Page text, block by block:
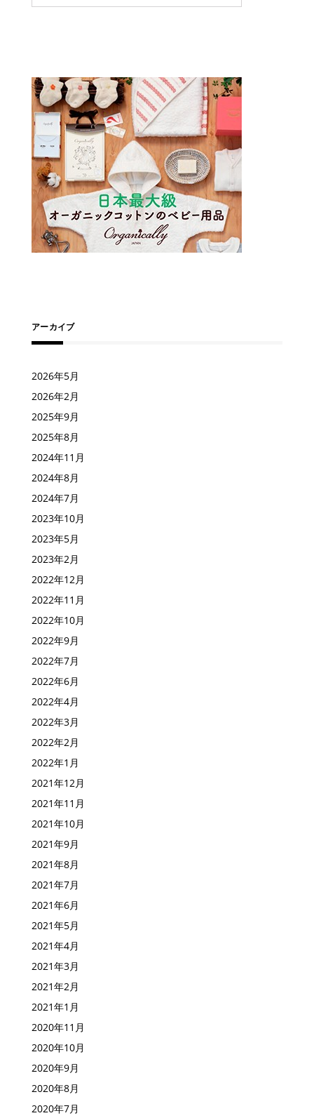
アーカイブ
2026年5月
2026年2月
2025年9月
2025年8月
2024年11月
2024年8月
2024年7月
2023年10月
2023年5月
2023年2月
2022年12月
2022年11月
2022年10月
2022年9月
2022年7月
2022年6月
2022年4月
2022年3月
2022年2月
2022年1月
2021年12月
2021年11月
2021年10月
2021年9月
2021年8月
2021年7月
2021年6月
2021年5月
2021年4月
2021年3月
2021年2月
2021年1月
2020年11月
2020年10月
2020年9月
2020年8月
2020年7月